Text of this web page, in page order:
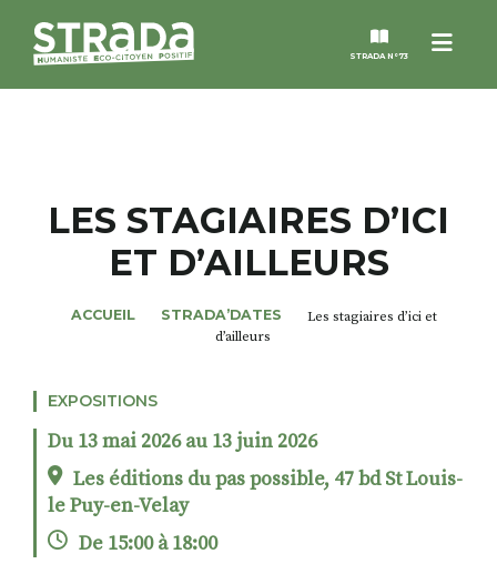
Menu
STRADA N°73
MAGAZINES
NOS THÈMES
ALTER STRADA
LES STAGIAIRES D’ICI
ET D’AILLEURS
ACCUEIL STRADA’DATES
Les stagiaires d’ici et
d’ailleurs
EXPOSITIONS
Du 13 mai 2026 au 13 juin 2026
Les éditions du pas possible, 47 bd St Louis-
le Puy-en-Velay
De 15:00 à 18:00